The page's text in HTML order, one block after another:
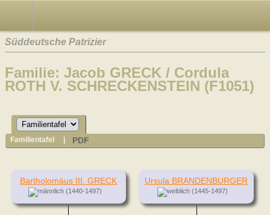
Süddeutsche Patrizier
Familie: Jacob GRECK / Cordula
ROTH V. SCHRECKENSTEIN (F1051)
Familientafel PDF
Bartholomäus III. GRECK
(1440-1497)
Ursula BRANDENBURGER
(1445-1497)